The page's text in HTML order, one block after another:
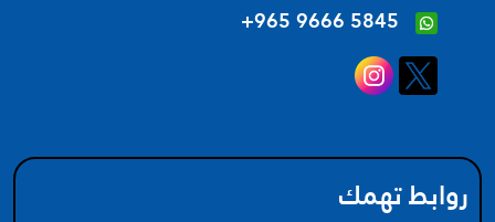
‪+965 9666 5845‬
روابط تهمك